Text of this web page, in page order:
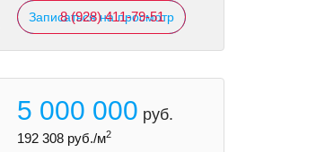
Записаться на просмотр
8 (928) 411-79-51
5 000 000 руб.
192 308 руб./м2